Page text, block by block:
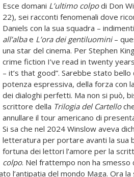
Esce domani L’ultimo colpodi Don
22), sei racconti fenomenali dove
Daniels con la sua squadra –
all’albae L’ora dei gentiluomini–
una star del cinema. Per Stephen
crime fiction I’ve read in twenty
– it’s that good”. Sarebbe stato bello
potenza espressiva, della forza con
dei dialoghi perfetti. Ma non si può,
scrittore della Trilogia del Cartello
annullare il tour americano di
Si sa che nel 2024 Winslow aveva
letteratura per portare avanti la sua
fortuna dei lettori l’amore per la
colpo. Nel frattempo non ha smesso
l’antipatia del mondo Maga. Ora